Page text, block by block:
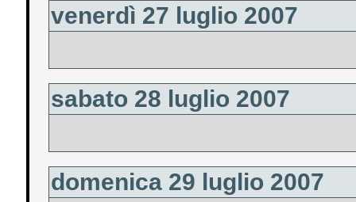
venerdì 27 luglio 2007
sabato 28 luglio 2007
domenica 29 luglio 2007